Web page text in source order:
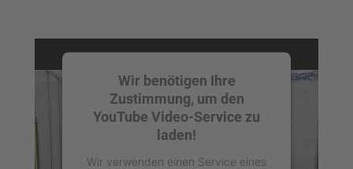
Wir benötigen Ihre
Zustimmung, um den
YouTube Video-Service zu
laden!
Wir verwenden einen Service eines